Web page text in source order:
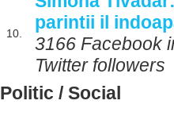
10.
parintii il
3166 Facebook
Twitter followers
Politic / Social